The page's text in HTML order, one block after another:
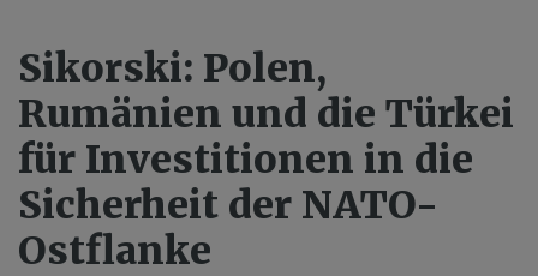
Sikorski: Polen,
Rumänien und die Türkei
für Investitionen in die
Sicherheit der NATO-
Ostflanke